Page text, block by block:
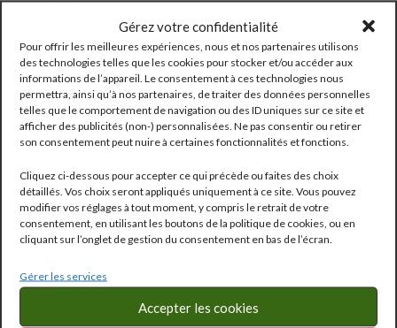
Gérez votre confidentialité
Pour offrir les meilleures expériences, nous et nos partenaires utilisons
des technologies telles que les cookies pour stocker et/ou accéder aux
informations de l’appareil. Le consentement à ces technologies nous
permettra, ainsi qu’à nos partenaires, de traiter des données personnelles
telles que le comportement de navigation ou des ID uniques sur ce site et
afficher des publicités (non-) personnalisées. Ne pas consentir ou retirer
son consentement peut nuire à certaines fonctionnalités et fonctions.
Cliquez ci-dessous pour accepter ce qui précède ou faites des choix
détaillés. Vos choix seront appliqués uniquement à ce site. Vous pouvez
modifier vos réglages à tout moment, y compris le retrait de votre
consentement, en utilisant les boutons de la politique de cookies, ou en
cliquant sur l’onglet de gestion du consentement en bas de l’écran.
Gérer les services
Accepter les cookies
Catégorie :Spiritueux
43°